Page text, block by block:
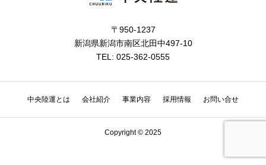
〒950-1237
新潟県新潟市南区北田中497-10
TEL: 025-362-0555
中央陸運とは 会社紹介 事業内容 採用情報 お問い合せ
Copyright © 2025